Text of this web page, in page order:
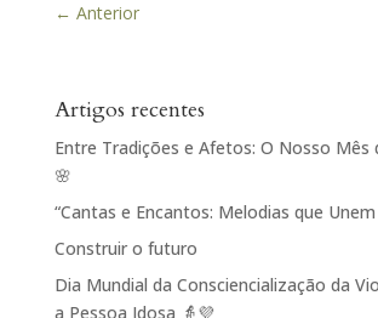
← Anterior
Artigos recentes
Entre Tradições e Afetos: O Nosso Mês
🌸
“Cantas e Encantos: Melodias que Unem
Construir o futuro
Dia Mundial da Consciencialização da
a Pessoa Idosa 👵💜